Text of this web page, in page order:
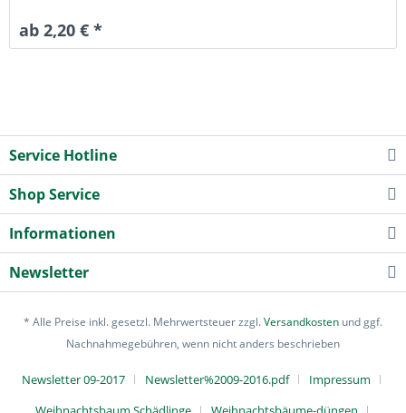
ab 2,20 € *
Service Hotline
Shop Service
Informationen
Newsletter
* Alle Preise inkl. gesetzl. Mehrwertsteuer zzgl.Versandkosten und ggf.
Nachnahmegebühren, wenn nicht anders beschrieben
Newsletter 09-2017 Newsletter%2009-2016.pdf
Impressum